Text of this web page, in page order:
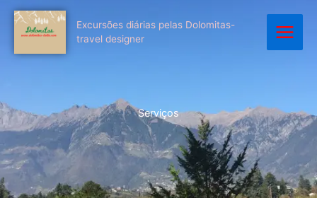
Skip
Excursões diárias pelas Dolomitas-
travel designer
Serviços